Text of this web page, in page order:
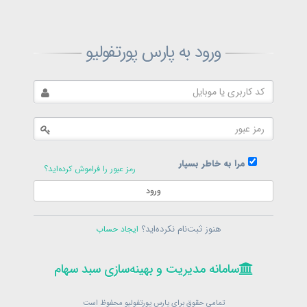
ورود به پارس پورتفولیو
مرا به خاطر بسپار
رمز عبور را فراموش کرده‌اید؟
ورود
هنوز ثبت‌نام نکرده‌اید؟ ایجاد حساب
سامانه مدیریت و بهینه‌سازی سبد سهام
تمامی حقوق برای پارس پورتفولیو محفوظ است
ثبت‌نام پارس پورتفولیو
ثبت‌نام
در حال حاضر عضو هستید؟فرم ورود
سامانه مدیریت و بهینه‌سازی سبد سهام
بازیابی رمز پارس پورتفولیو
در حال حاضر عضو هستید؟
سامانه مدیریت و بهینه‌سازی سبد سهام
تمامی حقوق برای پارس پورتفولیو محفوظ است